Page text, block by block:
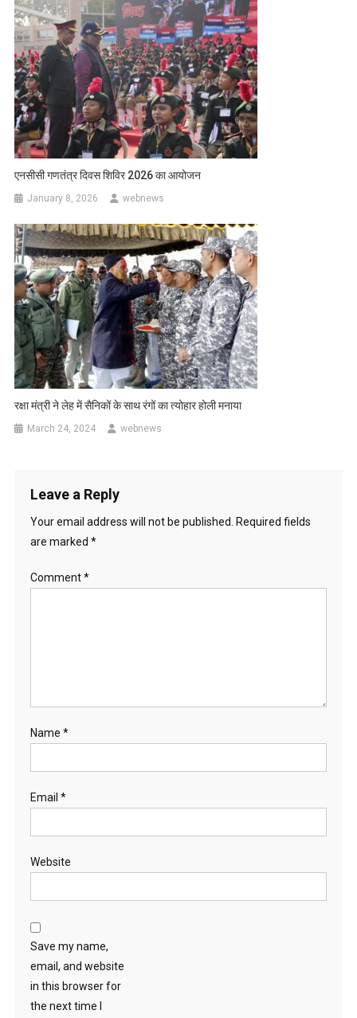
एनसीसी गणतंत्र दिवस शिविर 2026 का आयोजन
January 8, 2026 webnews
रक्षा मंत्री ने लेह में सैनिकों के साथ रंगों का त्योहार होली मनाया
March 24, 2024 webnews
Leave a Reply
Your email address will not be published.
Required fields
are marked *
Comment*
Name *
Email *
Website
Save my name,
email, and website
in this browser for
the next time I